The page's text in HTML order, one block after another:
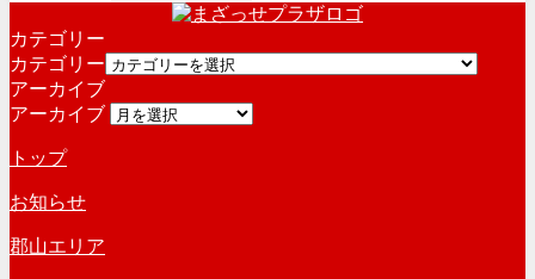
カテゴリー
カテゴリー
アーカイブ
アーカイブ
トップ
お知らせ
郡山エリア